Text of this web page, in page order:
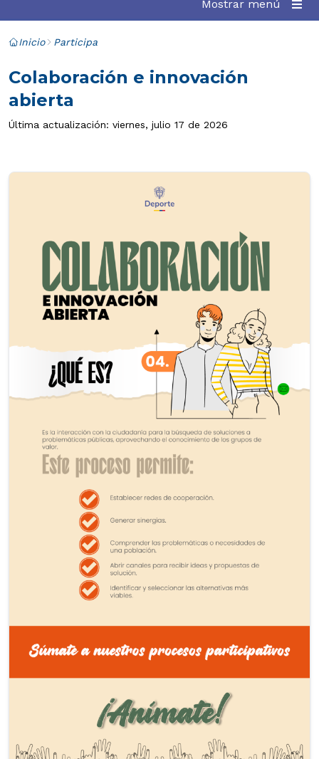
Mostrar menú
Inicio Participa
Colaboración e innovación
abierta
Última actualización: viernes, julio 17 de 2026